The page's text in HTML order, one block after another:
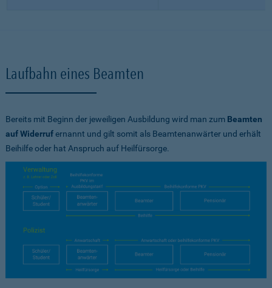
Laufbahn eines Beamten
Bereits mit Beginn der jeweiligen Ausbildung wird man zum Beamten
auf Widerrufernannt und gilt somit als Beamtenanwärter und erhält
Beihilfe oder hat Anspruch auf Heilfürsorge.